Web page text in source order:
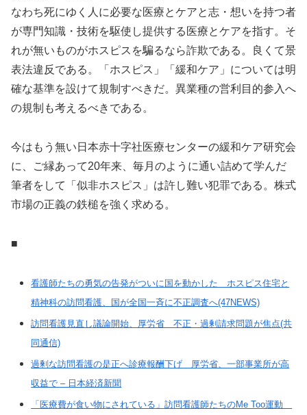
なわち死にゆく人に必要な医療とケアと志・想いを持つ者
が専門知識・技術を駆使し提供する医療とケアを指す。そ
れが無いものがホスピスを騙るなら詐欺である。良くて景
表法違反である。「ホスピス」「緩和ケア」については明
確な基準を設けて規制すべきだ。異業種の営利目的参入へ
の規制も考えるべきである。
今はもう無い日本赤十字社医療センターの緩和ケア研究会
に、ご縁あって20年来、毎月のように通い詰めて学んだ
筆者をして「似非ホスピス」は許し難い犯罪である。株式
市場の正義の鉄槌を強く求める。
■
看護師たちの勇気の告発がついに国を動かした ホスピス住宅と
精神科の訪問看護、国が全国一斉に不正調査へ(47NEWS)
訪問看護見直し議論開始、厚労省 不正・過剰請求問題が焦点(共
同通信)
過剰な訪問看護の是正へ診療報酬下げ 厚労省、一部事業所が高
収益で – 日本経済新聞
「医療費が食い物にされている」訪問看護師たちのMe Too運動